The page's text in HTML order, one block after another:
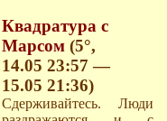
Квадратура с
Марсом(5°,
14.05 23:57 —
15.05 21:36)
Сдерживайтесь. Люди